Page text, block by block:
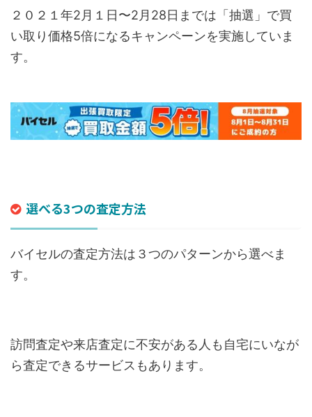
２０２１年2月１日〜2月28日までは「抽選」で買
い取り価格5倍になるキャンペーンを実施していま
す。
選べる3つの査定方法
バイセルの査定方法は３つのパターンから選べま
す。
訪問査定や来店査定に不安がある人も自宅にいなが
ら査定できるサービスもあります。